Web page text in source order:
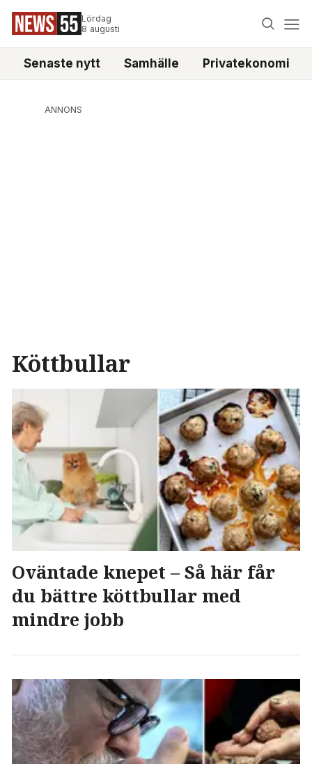
Lördag
8 augusti
Senaste nytt Samhälle Privatekonomi
ANNONS
Köttbullar
Oväntade knepet – Så här får
du bättre köttbullar med
mindre jobb